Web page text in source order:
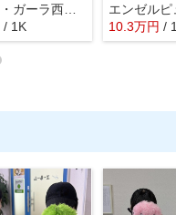
グランド・ガーラ西麻布
/ 1K
エンゼルピ
10.3万円 /